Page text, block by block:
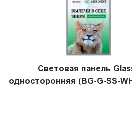
Световая панель
односторонняя (BG-G-SS-